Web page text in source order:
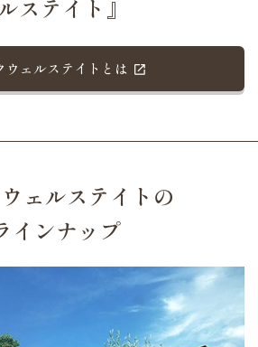
ステイト』
ウェルステイトとは
ェルステイトの
インナップ